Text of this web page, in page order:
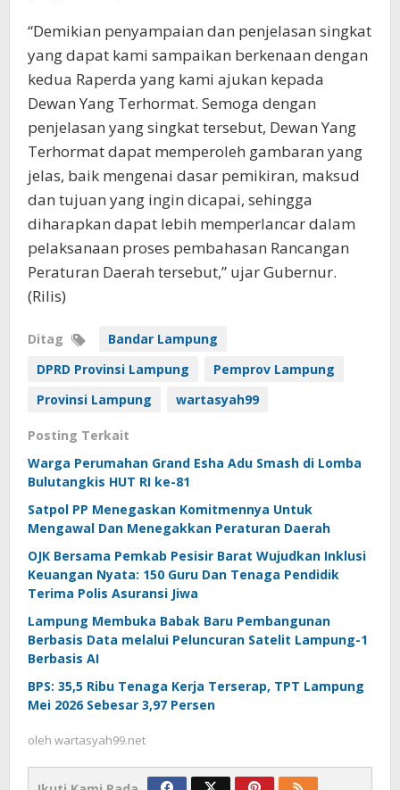
“Demikian penyampaian dan penjelasan singkat
yang dapat kami sampaikan berkenaan dengan
kedua Raperda yang kami ajukan kepada
Dewan Yang Terhormat. Semoga dengan
penjelasan yang singkat tersebut, Dewan Yang
Terhormat dapat memperoleh gambaran yang
jelas, baik mengenai dasar pemikiran, maksud
dan tujuan yang ingin dicapai, sehingga
diharapkan dapat lebih memperlancar dalam
pelaksanaan proses pembahasan Rancangan
Peraturan Daerah tersebut,” ujar Gubernur.
(Rilis)
Ditag
Bandar Lampung
DPRD Provinsi Lampung
Pemprov Lampung
Provinsi Lampung
wartasyah99
Posting Terkait
Warga Perumahan Grand Esha Adu Smash di Lomba
Bulutangkis HUT RI ke-81
Satpol PP Menegaskan Komitmennya Untuk
Mengawal Dan Menegakkan Peraturan Daerah
OJK Bersama Pemkab Pesisir Barat Wujudkan Inklusi
Keuangan Nyata: 150 Guru Dan Tenaga Pendidik
Terima Polis Asuransi Jiwa
Lampung Membuka Babak Baru Pembangunan
Berbasis Data melalui Peluncuran Satelit Lampung-1
Berbasis AI
BPS: 35,5 Ribu Tenaga Kerja Terserap, TPT Lampung
Mei 2026 Sebesar 3,97 Persen
oleh wartasyah99.net